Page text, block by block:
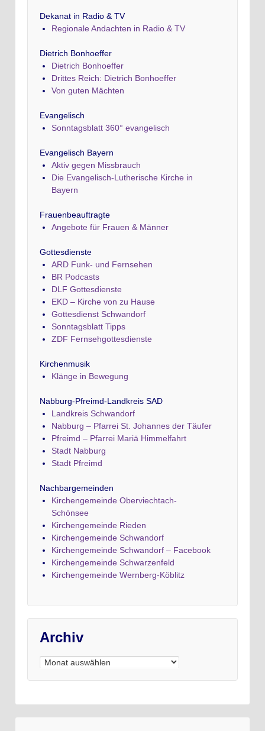
Dekanat in Radio & TV
Regionale Andachten in Radio & TV
Dietrich Bonhoeffer
Dietrich Bonhoeffer
Drittes Reich: Dietrich Bonhoeffer
Von guten Mächten
Evangelisch
Sonntagsblatt 360° evangelisch
Evangelisch Bayern
Aktiv gegen Missbrauch
Die Evangelisch-Lutherische Kirche in
Bayern
Frauenbeauftragte
Angebote für Frauen & Männer
Gottesdienste
ARD Funk- und Fernsehen
BR Podcasts
DLF Gottesdienste
EKD – Kirche von zu Hause
Gottesdienst Schwandorf
Sonntagsblatt Tipps
ZDF Fernsehgottesdienste
Kirchenmusik
Klänge in Bewegung
Nabburg-Pfreimd-Landkreis SAD
Landkreis Schwandorf
Nabburg – Pfarrei St. Johannes der Täufer
Pfreimd – Pfarrei Mariä Himmelfahrt
Stadt Nabburg
Stadt Pfreimd
Nachbargemeinden
Kirchengemeinde Oberviechtach-
Schönsee
Kirchengemeinde Rieden
Kirchengemeinde Schwandorf
Kirchengemeinde Schwandorf – Facebook
Kirchengemeinde Schwarzenfeld
Kirchengemeinde Wernberg-Köblitz
Archiv
Archiv